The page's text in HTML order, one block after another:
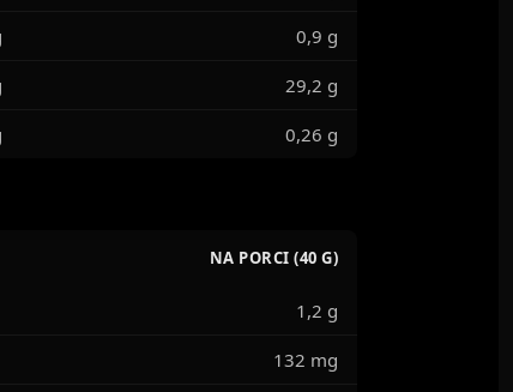
0,9 g
29,2 g
0,26 g
NA PORCI (40 G)
1,2 g
132 mg